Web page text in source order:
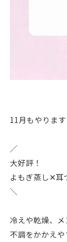
11月もやりま
／
大好評！
よもぎ蒸し✕耳
＼
冷えや乾燥、メ
不調をかかえや